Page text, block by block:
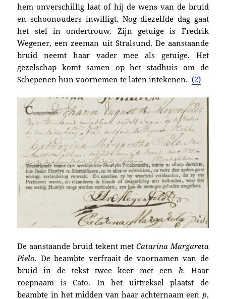
hem onverschillig laat of hij de wens van de bruid
en schoonouders inwilligt. Nog diezelfde dag gaat
het stel in ondertrouw. Zijn getuige is Fredrik
Wegener, een zeeman uit Stralsund. De aanstaande
bruid neemt haar vader mee als getuige. Het
gezelschap komt samen op het stadhuis om de
Schepenen hun voornemen te laten intekenen.(2)
Deaanstaande bruid tekent met Catarina Margareta
Pielo. De beambte verfraait de voornamen van de
bruid in de tekst twee keer met een h. Haar
roepnaam is Cato. In het uittreksel plaatst de
beambte in het midden van haar achternaam een p,